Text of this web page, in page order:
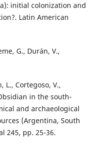
initial colonization and
Latin American
G., Durán, V.,
L., Cortegoso, V.,
in the south-
and archaeological
(Argentina, South
245, pp. 25-36.